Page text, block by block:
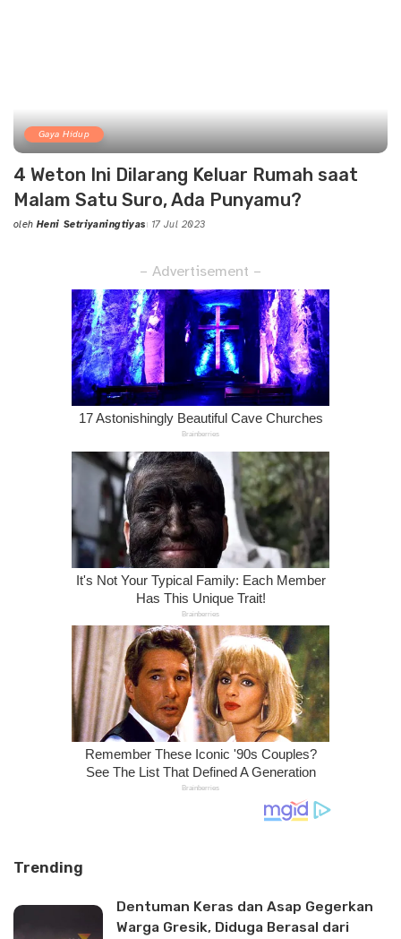
Gaya Hidup
4 Weton Ini Dilarang Keluar Rumah saat
Malam Satu Suro, Ada Punyamu?
Posted
oleh Heni Setriyaningtiyas 17 Jul 2023
– Advertisement –
Trending
Dentuman Keras dan Asap Gegerkan
Warga Gresik, Diduga Berasal dari